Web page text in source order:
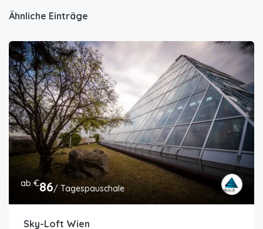
Ähnliche Einträge
ab €86/ Tagespauschale
Sky-Loft Wien